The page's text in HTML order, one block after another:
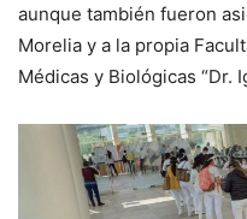
aunque también fueron
Morelia y a la propia
Médicas y Biológicas “Dr.